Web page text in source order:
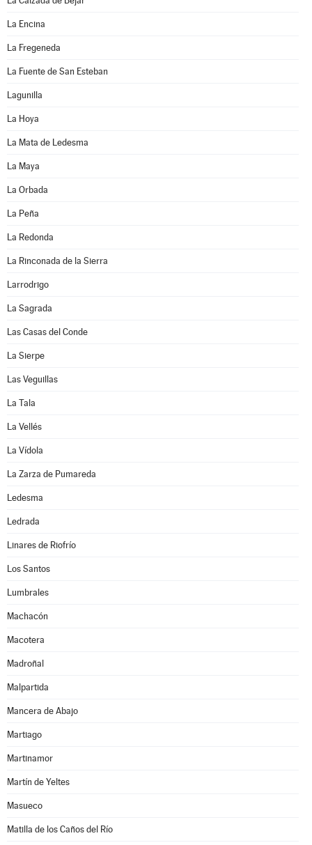
La Encina
La Fregeneda
La Fuente de San Esteban
Lagunilla
La Hoya
La Mata de Ledesma
La Maya
La Orbada
La Peña
La Redonda
La Rinconada de la Sierra
Larrodrigo
La Sagrada
Las Casas del Conde
La Sierpe
Las Veguillas
La Tala
La Vellés
La Vídola
La Zarza de Pumareda
Ledesma
Ledrada
Linares de Riofrío
Los Santos
Lumbrales
Machacón
Macotera
Madroñal
Malpartida
Mancera de Abajo
Martiago
Martinamor
Martín de Yeltes
Masueco
Matilla de los Caños del Río